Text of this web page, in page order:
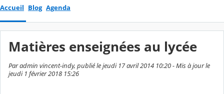
Accueil Blog Agenda
Matières enseignées au lycée
Par admin vincent-indy, publié le jeudi 17 avril 2014 10:20 - Mis à jour le
jeudi 1 février 2018 15:26